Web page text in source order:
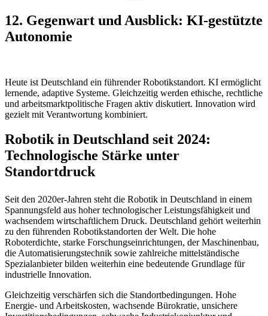
12. Gegenwart und Ausblick: KI-gestützte
Autonomie
Heute ist Deutschland ein führender Robotikstandort. KI ermöglicht
lernende, adaptive Systeme. Gleichzeitig werden ethische, rechtliche
und arbeitsmarktpolitische Fragen aktiv diskutiert. Innovation wird
gezielt mit Verantwortung kombiniert.
Robotik in Deutschland seit 2024:
Technologische Stärke unter
Standortdruck
Seit den 2020er-Jahren steht die Robotik in Deutschland in einem
Spannungsfeld aus hoher technologischer Leistungsfähigkeit und
wachsendem wirtschaftlichem Druck. Deutschland gehört weiterhin
zu den führenden Robotikstandorten der Welt. Die hohe
Roboterdichte, starke Forschungseinrichtungen, der Maschinenbau,
die Automatisierungstechnik sowie zahlreiche mittelständische
Spezialanbieter bilden weiterhin eine bedeutende Grundlage für
industrielle Innovation.
Gleichzeitig verschärfen sich die Standortbedingungen. Hohe
Energie- und Arbeitskosten, wachsende Bürokratie, unsichere